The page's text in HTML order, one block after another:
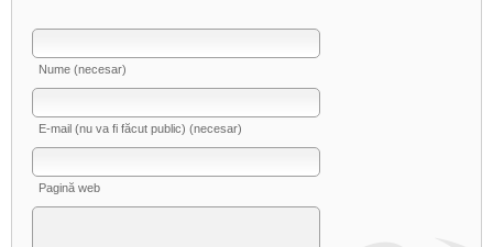
Nume (necesar)
E-mail (nu va fi făcut public) (necesar)
Pagină web